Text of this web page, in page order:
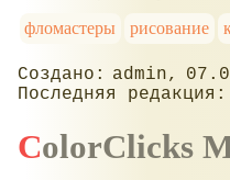
фломастеры
рисование
admin
ColorClicks